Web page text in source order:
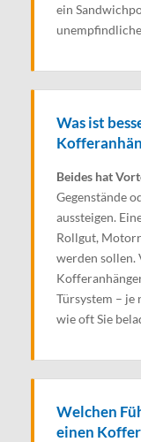
ein
Was ist
Beides hat
Gegenstände
aussteigen.
Rollgut,
werden sollen.
Türsystem – je
wie oft Sie
Welchen
einen